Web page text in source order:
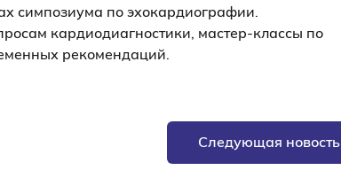
симпозиума по эхокардиографии.
кардиодиагностики, мастер-классы по
рекомендаций.
Следующая новость